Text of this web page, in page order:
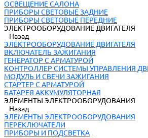
ОСВЕЩЕНИЕ САЛОНА
ПРИБОРЫ СВЕТОВЫЕ ЗАДНИЕ
ПРИБОРЫ СВЕТОВЫЕ ПЕРЕДНИЕ
ЭЛЕКТРООБОРУДОВАНИЕ ДВИГАТЕЛЯ
Назад
ЭЛЕКТРООБОРУДОВАНИЕ ДВИГАТЕЛЯ
ВКЛЮЧАТЕЛЬ ЗАЖИГАНИЯ
ГЕНЕРАТОР С АРМАТУРОЙ
КОНТРОЛЛЕР СИСТЕМЫ УПРАВЛЕНИЯ
МОДУЛЬ И СВЕЧИ ЗАЖИГАНИЯ
СТАРТЕР С АРМАТУРОЙ
БАТАРЕЯ АККУМУЛЯТОРНАЯ
ЭЛЕМЕНТЫ ЭЛЕКТРООБОРУДОВАНИЯ
Назад
ЭЛЕМЕНТЫ ЭЛЕКТРООБОРУДОВАНИЯ
ПЕРЕКЛЮЧАТЕЛИ
ПРИБОРЫ И ПОДСВЕТКА